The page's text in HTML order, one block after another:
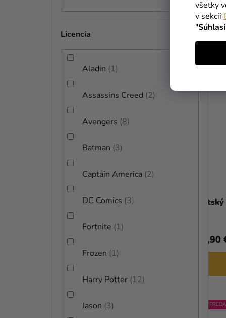
všetky
v sekcii
"
Licencia
Aladin 1
Assassins Creed 2
Avengers 8
Batman 3
Captain America 2
DC Comics 3
Fortnite 1
Frozen 1
Harry Potter 12
Jason 3
Detský kostým - Paw Patrol
Marshall
19,99 €
24,99 € (–20 %)
24,90